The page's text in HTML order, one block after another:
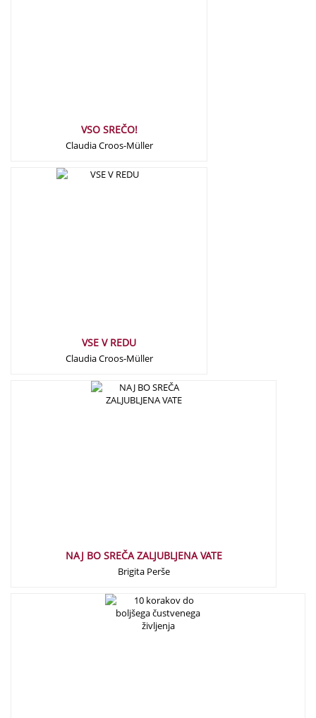
VSO SREČO!
Claudia Croos-Müller
VSE V REDU
Claudia Croos-Müller
NAJ BO SREČA ZALJUBLJENA VATE
Brigita Perše
21,50 €
17,50 €